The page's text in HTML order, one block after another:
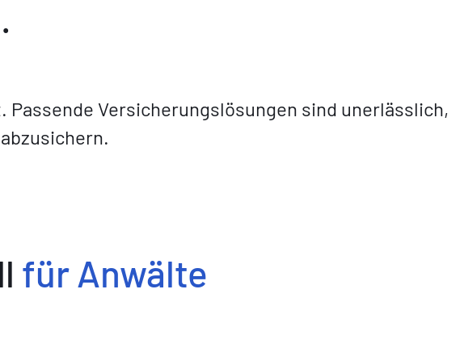
Versicherungslösungen sind unerlässlich,
für Anwälte